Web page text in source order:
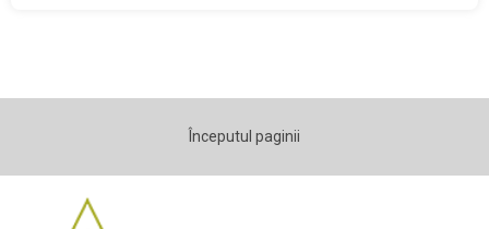
Începutul paginii